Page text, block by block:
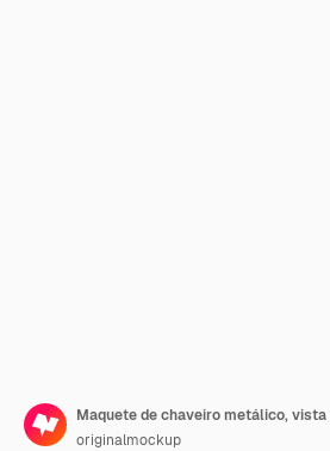
Maquete de chaveiro metálico,
originalmockup